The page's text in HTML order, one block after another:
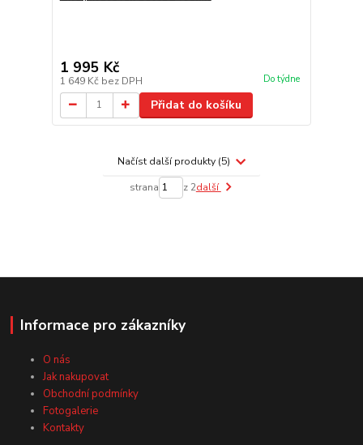
1 995 Kč
1 649 Kč bez DPH Do týdne
Přidat do košíku
Načíst další produkty (5)
strana z 2další
Informace pro zákazníky
O nás
Jak nakupovat
Obchodní podmínky
Fotogalerie
Kontakty